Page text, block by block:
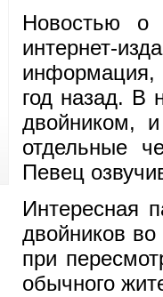
Новостью о
интернет-
информация,
год назад. В
двойником,
отдельные
Певец
Интересная
двойников
при
обычного